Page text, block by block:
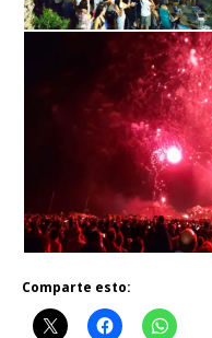
Comparte esto: